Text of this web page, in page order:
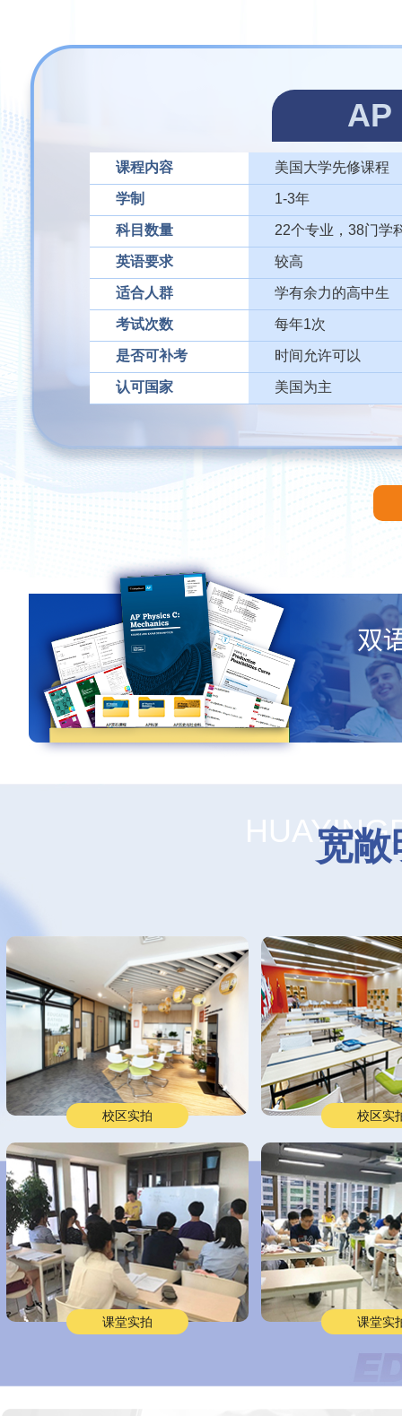
AP
课程内容 美国大学先修课程
学制 1-3年
科目数量 22个专业，38门学
英语要求 较高
适合人群 学有余力的高中生
考试次数 每年1次
是否可补考 时间允许可以
认可国家 美国为主
宽
校区实拍 校区实
课堂实拍 课堂实